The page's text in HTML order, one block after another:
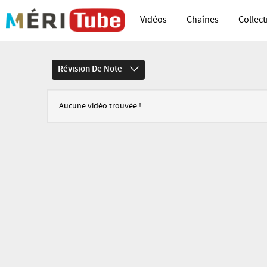
Vidéos Chaînes
Révision De Note
Aucune vidéo trouvée !